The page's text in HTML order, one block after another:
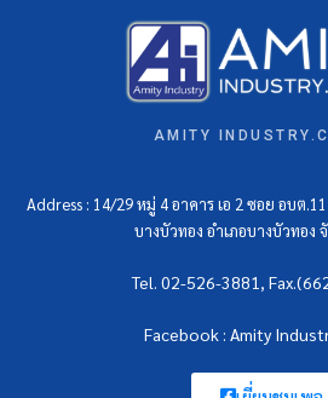
AMITY
Address : 14/29 หมู่ 4 อาคาร เอ 2 ซอย อบต
บางบัวทอง อำเภอบางบัวทอง
Tel. 02-526-3881,
Facebook : Amity